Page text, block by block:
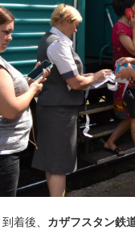
着後、 カザフスタン鉄